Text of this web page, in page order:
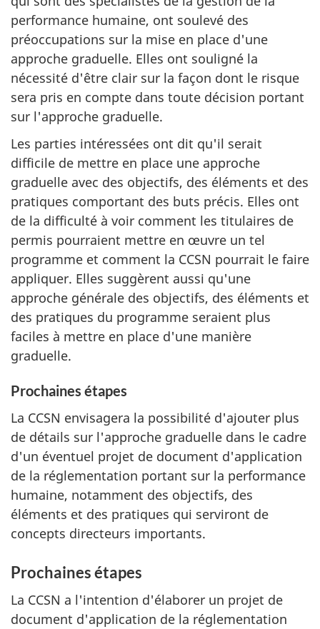
performance humaine, ont soulevé des
préoccupations sur la mise en place d'une
approche graduelle. Elles ont souligné la
nécessité d'être clair sur la façon dont le risque
sera pris en compte dans toute décision portant
sur l'approche graduelle.
Les parties intéressées ont dit qu'il serait
difficile de mettre en place une approche
graduelle avec des objectifs, des éléments et des
pratiques comportant des buts précis. Elles ont
de la difficulté à voir comment les titulaires de
permis pourraient mettre en œuvre un tel
programme et comment la CCSN pourrait le faire
appliquer. Elles suggèrent aussi qu'une
approche générale des objectifs, des éléments et
des pratiques du programme seraient plus
faciles à mettre en place d'une manière
graduelle.
Prochaines étapes
La CCSN envisagera la possibilité d'ajouter plus
de détails sur l'approche graduelle dans le cadre
d'un éventuel projet de document d'application
de la réglementation portant sur la performance
humaine, notamment des objectifs, des
éléments et des pratiques qui serviront de
concepts directeurs importants.
Prochaines étapes
La CCSN a l'intention d'élaborer un projet de
document d'application de la réglementation